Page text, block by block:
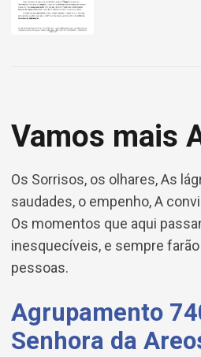
Vamos mais
Os Sorrisos, os olhares, As
saudades, o empenho, A
Os momentos que aqui
inesquecíveis, e sempre
pessoas.
Agrupamento
Senhora da